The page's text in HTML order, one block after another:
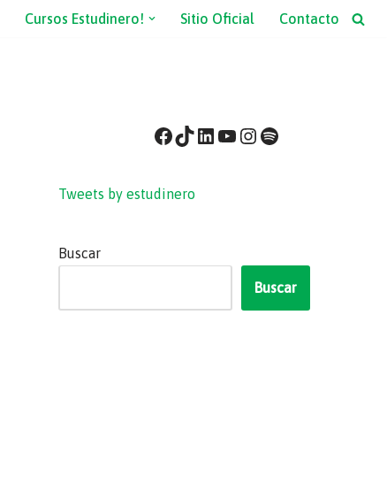
Cursos Estudinero! Sitio Oficial Contacto
Tweets by estudinero
Buscar
Buscar